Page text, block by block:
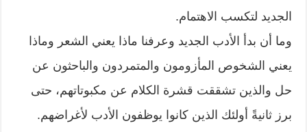
الجديد لتكسب الاهتمام.
وما أن بدأ الأدب الجديد وعرفنا ماذا يعني الشعر وماذا
يعني الشخوص المأزومون والمتمردون والباحثون عن
حل والذين تشققت قشرة الكلام عن مكبوتاتهم، حتى
برز ثانيةً أولئك الذين كانوا يوظفون الأدب لأغراضهم.